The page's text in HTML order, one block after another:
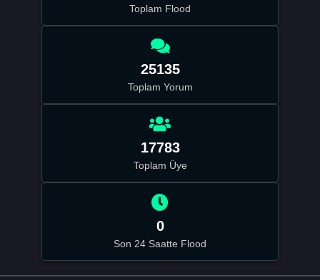
Toplam Flood
25135
Toplam Yorum
17783
Toplam Üye
0
Son 24 Saatte Flood